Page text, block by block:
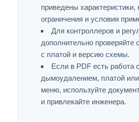
приведены характеристики,
ограничения и условия
Для контроллеров и
дополнительно проверяйте
с платой и версию схемы.
Если в PDF есть работа
дымоудалением, платой
меню, используйте
и привлекайте инженера.